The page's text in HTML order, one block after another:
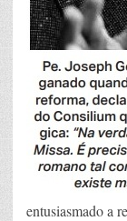
entusiasmado a